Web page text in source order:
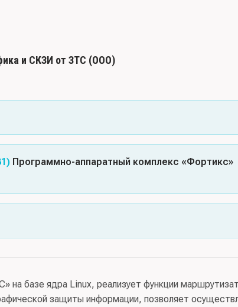
и СКЗИ от ЗТС (ООО)
Программно-аппаратный комплекс «Фортикс»
Требования к МЭ, Профиль защиты МЭ(А
четвертого класса защиты. ИТ.МЭ.Б4.ПЗ), ЗБ
«Институт инженерной физики», орган
базе ядра Linux, реализует функции
защиты информации, позволяет